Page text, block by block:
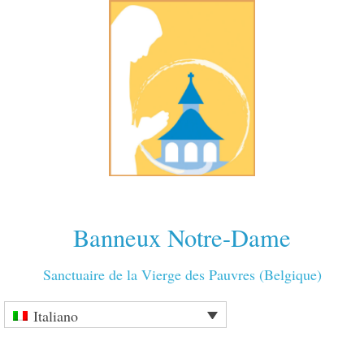
Banneux Notre-Dame
Sanctuaire de la Vierge des Pauvres (Belgique)
Italiano